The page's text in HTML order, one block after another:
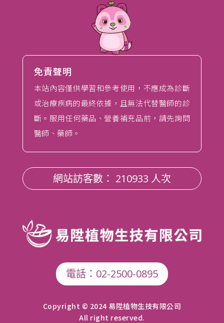
免責聲明
本站內容僅供學習和參考使用，不應成為診斷
或治療疾病的最終依據，且無法代替醫師的診
斷。服用任何藥品、營養補充品前，請先詢問
醫師、藥師。
網站訪客數： 210933 人次
電話：02-2500-0895
Copyright © 2024 易陞植物生技有限公司
All right reserved.